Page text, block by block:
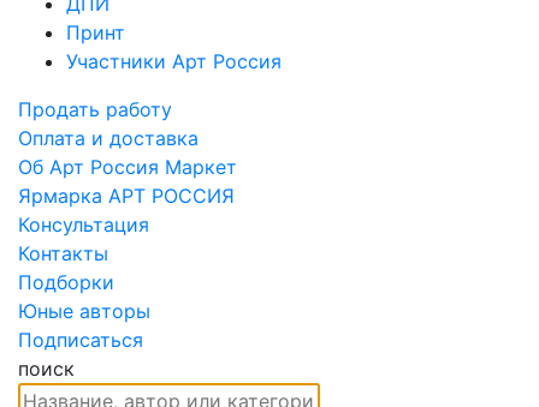
Принт
Участники Арт Россия
Продать работу
Оплата и доставка
Об Арт Россия Маркет
Ярмарка АРТ РОССИЯ
Консультация
Контакты
Подборки
Юные авторы
Подписаться
поиск